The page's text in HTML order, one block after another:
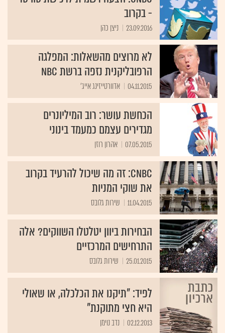
- בקרוב
23.09.2016 ניצן כהן
לא מרוצים מהשאלות: המפלגה
הרפובליקנית נזפה ברשת NBC
04.11.2015 אדוורטייזינג אייג'
הכחשת עושר: רוב המיליונרים
מגדירים עצמם כמעמד בינוני
07.05.2015 אהרון רוזן
CNBC: זה מה שיכול להרעיד בקרוב
את שוקי המניות
11.04.2015 שירות גלובס
הבחירות ביוון יטלטלו השווקים? אלה
התרחישים המרכזיים
25.01.2015 שירות גלובס
לפיד: "תיקנו את הכלכלה, או שאולי
היא חצי מתוקנת"
02.12.2013 נדב נוימן